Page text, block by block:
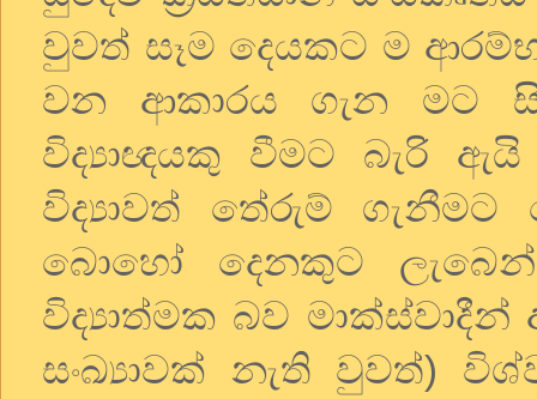
වුවත් සෑම දෙයකට ම
වන ආකාරය ගැන මට
විද්‍යාඥයකු වීමට බැරි
විද්‍යාවත් තේරුම්
බොහෝ දෙනකුට
විද්‍යාත්මක බව
සංඛ්‍යාවක් නැති වුවත්)